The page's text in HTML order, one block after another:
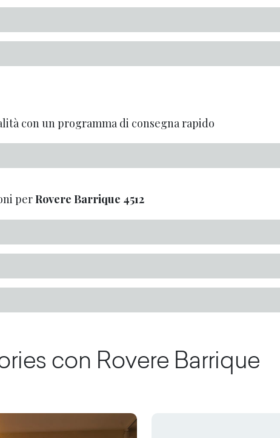
con un programma di consegna rapido
perRovere Barrique 4512
con Rovere Barrique